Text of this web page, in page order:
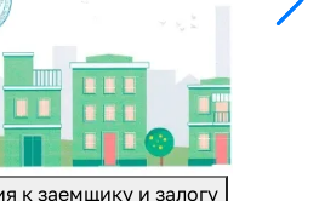
к заемщику и залогу